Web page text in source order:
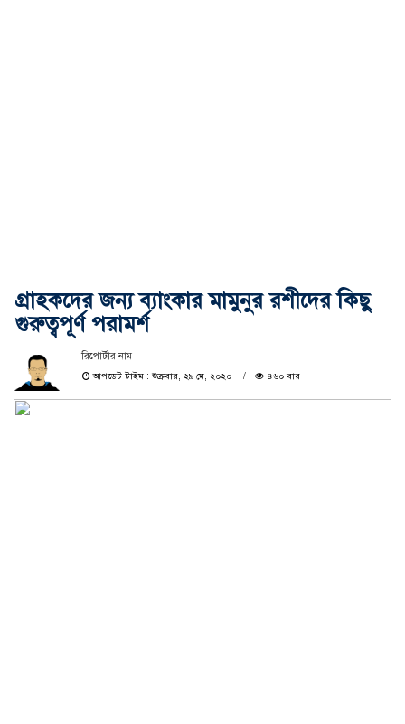
গ্রাহকদের জন্য ব্যাংকার মামুনুর রশীদের কিছু
গুরুত্বপূর্ণ পরামর্শ
রিপোর্টার নাম
আপডেট টাইম : শুক্রবার, ২৯ মে, ২০২০
৪৬০ বার